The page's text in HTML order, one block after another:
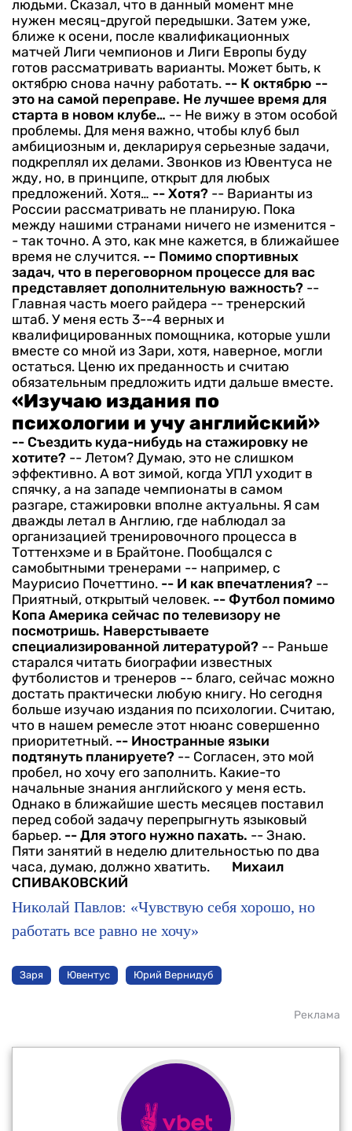
людьми. Сказал, что в данный момент мне
нужен месяц-другой передышки. Затем уже,
ближе к осени, после квалификационных
матчей Лиги чемпионов и Лиги Европы буду
готов рассматривать варианты. Может быть, к
октябрю снова начну работать. -- К октябрю --
это на самой переправе. Не лучшее время для
старта в новом клубе… -- Не вижу в этом особой
проблемы. Для меня важно, чтобы клуб был
амбициозным и, декларируя серьезные задачи,
подкреплял их делами. Звонков из Ювентуса не
жду, но, в принципе, открыт для любых
предложений. Хотя… -- Хотя? -- Варианты из
России рассматривать не планирую. Пока
между нашими странами ничего не изменится -
- так точно. А это, как мне кажется, в ближайшее
время не случится. -- Помимо спортивных
задач, что в переговорном процессе для вас
представляет дополнительную важность? --
Главная часть моего райдера -- тренерский
штаб. У меня есть 3--4 верных и
квалифицированных помощника, которые ушли
вместе со мной из Зари, хотя, наверное, могли
остаться. Ценю их преданность и считаю
обязательным предложить идти дальше вместе.
«Изучаю издания по
психологии и учу английский»
-- Съездить куда-нибудь на стажировку не
хотите? -- Летом? Думаю, это не слишком
эффективно. А вот зимой, когда УПЛ уходит в
спячку, а на западе чемпионаты в самом
разгаре, стажировки вполне актуальны. Я сам
дважды летал в Англию, где наблюдал за
организацией тренировочного процесса в
Тоттенхэме и в Брайтоне. Пообщался с
самобытными тренерами -- например, с
Маурисио Почеттино. -- И как впечатления? --
Приятный, открытый человек. -- Футбол помимо
Копа Америка сейчас по телевизору не
посмотришь. Наверстываете
специализированной литературой? -- Раньше
старался читать биографии известных
футболистов и тренеров -- благо, сейчас можно
достать практически любую книгу. Но сегодня
больше изучаю издания по психологии. Считаю,
что в нашем ремесле этот нюанс совершенно
приоритетный. -- Иностранные языки
подтянуть планируете? -- Согласен, это мой
пробел, но хочу его заполнить. Какие-то
начальные знания английского у меня есть.
Однако в ближайшие шесть месяцев поставил
перед собой задачу перепрыгнуть языковый
барьер. -- Для этого нужно пахать. -- Знаю.
Пяти занятий в неделю длительностью по два
часа, думаю, должно хватить.
Михаил
СПИВАКОВСКИЙ
Николай Павлов: «Чувствую себя хорошо, но
работать все равно не хочу»
Заря Ювентус Юрий Вернидуб
Реклама